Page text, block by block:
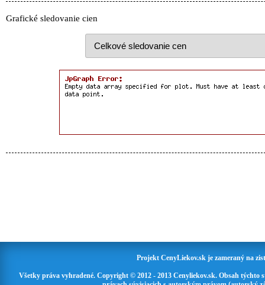
Grafické sledovanie cien
Projekt CenyLiekov.sk je zameraný na
Všetky práva vyhradené. Copyright © 2012 - 2013 Cenyliekov.sk. Obsah